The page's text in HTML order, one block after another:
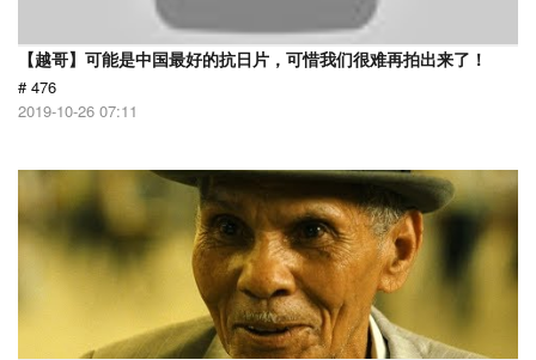
【越哥】可能是中国最好的抗日片，可惜我们很难再拍出来了！
# 476
2019-10-26 07:11